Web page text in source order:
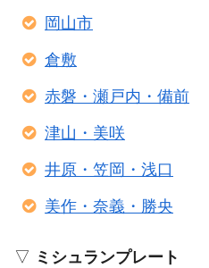
岡山市
倉敷
赤磐・瀬戸内・備前
津山・美咲
井原・笠岡・浅口
美作・奈義・勝央
▽ ミシュランプレート